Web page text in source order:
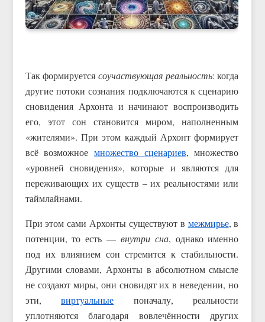
Так формируется соучаствующая реальность: когда
другие потоки сознания подключаются к сценарию
сновидения Архонта и начинают воспроизводить
его, этот сон становится миром, наполненным
«жителями». При этом каждый Архонт формирует
всё возможное множество сценариев, множество
«уровней сновидения», которые и являются для
переживающих их существ – их реальностями или
таймлайнами.
При этом сами Архонты существуют в межмирье, в
потенции, то есть — внутри сна, однако именно
под их влиянием сон стремится к стабильности.
Другими словами, Архонты в абсолютном смысле
не создают миры, они сновидят их в неведении, но
эти,виртуальные поначалу, реальности
уплотняются благодаря вовлечённости других